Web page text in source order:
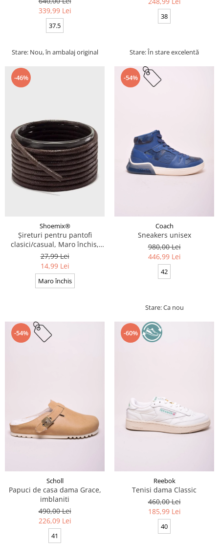
339,99 Lei
37.5
Stare: Nou, în ambalaj original
38
Stare: În stare excelentă
-46%
Shoemix®
Șireturi pentru pantofi
clasici/casual, Maro închis,
Cerate, Calitate premium, 110
cm x 0.3 cm
27,99 Lei
14,99 Lei
Maro închis
-54%
Coach
Sneakers unisex
980,00 Lei
446,99 Lei
42
Stare: Ca nou
-54%
Scholl
Papuci de casa dama Grace,
imblaniti
490,00 Lei
226,09 Lei
41
-60%
Reebok
Tenisi dama Classic
460,00 Lei
185,99 Lei
40